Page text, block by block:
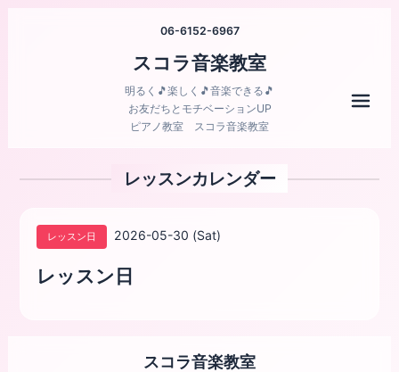
06-6152-6967
スコラ音楽教室
明るく🎵楽しく🎵音楽できる🎵
お友だちとモチベーションUP
ピアノ教室 スコラ音楽教室
レッスンカレンダー
レッスン日 2026-05-30 (Sat)
レッスン日
スコラ音楽教室